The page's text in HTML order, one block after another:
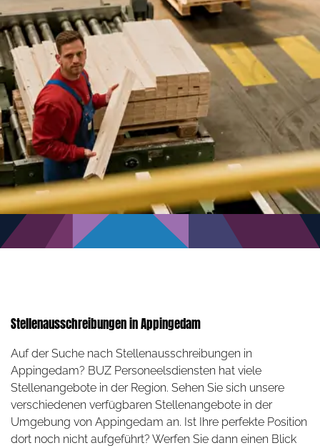
Stellenausschreibungen in Appingedam
Auf der Suche nach Stellenausschreibungen in
Appingedam? BUZ Personeelsdiensten hat viele
Stellenangebote in der Region. Sehen Sie sich unsere
verschiedenen verfügbaren Stellenangebote in der
Umgebung von Appingedam an. Ist Ihre perfekte Position
dort noch nicht aufgeführt? Werfen Sie dann einen Blick